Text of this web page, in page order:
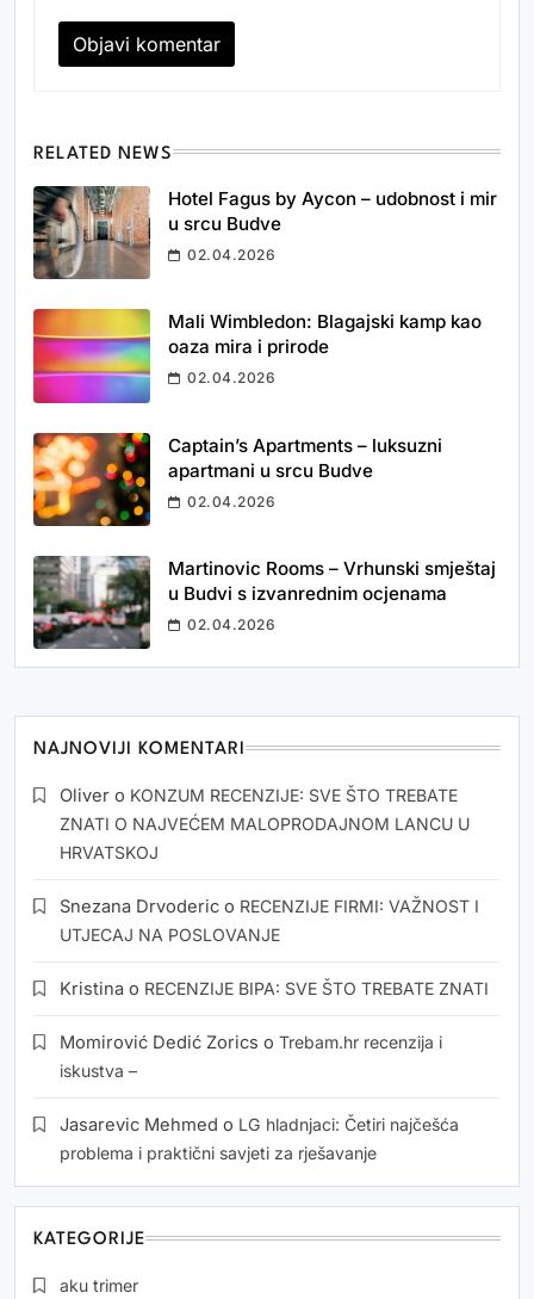
RELATED NEWS
Hotel Fagus by Aycon – udobnost i mir
u srcu Budve
02.04.2026
Mali Wimbledon: Blagajski kamp kao
oaza mira i prirode
02.04.2026
Captain’s Apartments – luksuzni
apartmani u srcu Budve
02.04.2026
Martinovic Rooms – Vrhunski smještaj
u Budvi s izvanrednim ocjenama
02.04.2026
NAJNOVIJI KOMENTARI
Oliver o KONZUM RECENZIJE: SVE ŠTO TREBATE
ZNATI O NAJVEĆEM MALOPRODAJNOM LANCU U
HRVATSKOJ
Snezana Drvoderic o RECENZIJE FIRMI: VAŽNOST I
UTJECAJ NA POSLOVANJE
Kristina o RECENZIJE BIPA: SVE ŠTO TREBATE ZNATI
Momirović Dedić Zorics o Trebam.hr recenzija i
iskustva –
Jasarevic Mehmed o LG hladnjaci: Četiri najčešća
problema i praktični savjeti za rješavanje
KATEGORIJE
aku trimer